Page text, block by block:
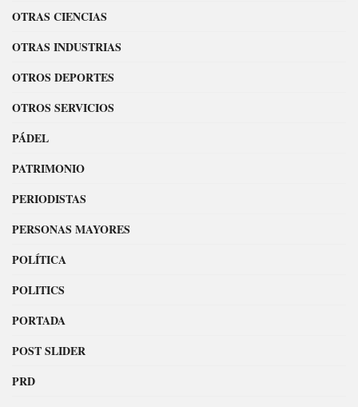
OTRAS CIENCIAS
OTRAS INDUSTRIAS
OTROS DEPORTES
OTROS SERVICIOS
PÁDEL
PATRIMONIO
PERIODISTAS
PERSONAS MAYORES
POLÍTICA
POLITICS
PORTADA
POST SLIDER
PRD